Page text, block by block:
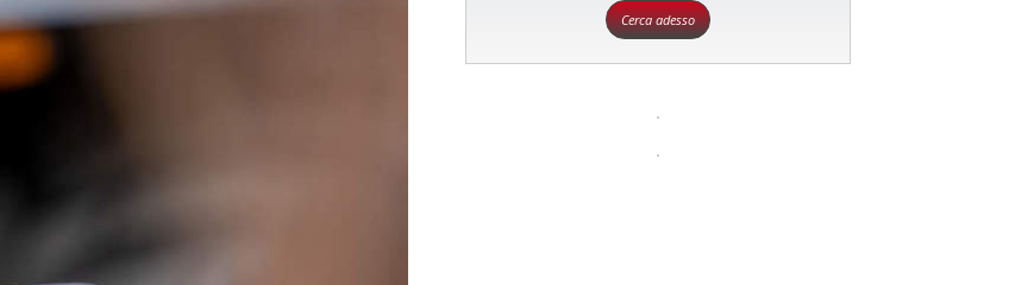
Cerca adesso